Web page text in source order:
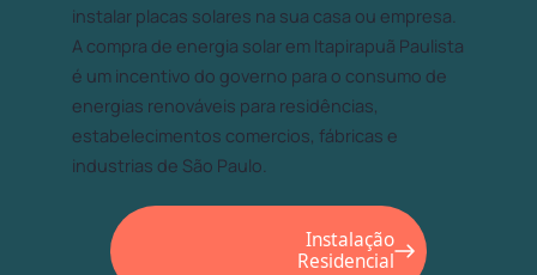
instalar placas solares na sua casa ou empresa.
A compra de energia solar em Itapirapuã Paulista
é um incentivo do governo para o consumo de
energias renováveis para residências,
estabelecimentos comercios, fábricas e
industrias de São Paulo.
Instalação
Residencial